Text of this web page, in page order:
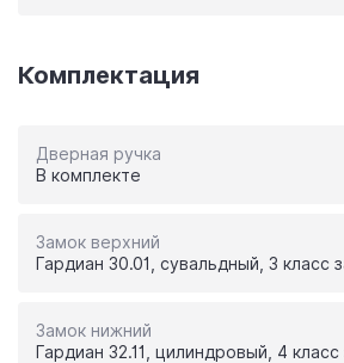
Комплектация
Дверная ручка
В комплекте
Замок верхний
Гардиан 30.01, сувальдный, 3 класс
Замок нижний
Гардиан 32.11, цилиндровый, 4